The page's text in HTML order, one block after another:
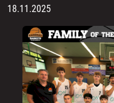
18.11.2025